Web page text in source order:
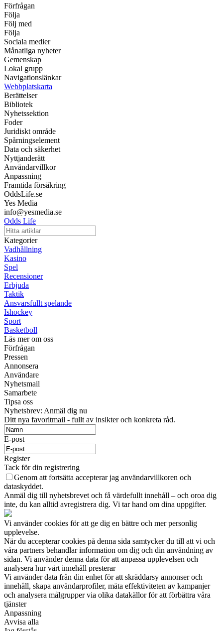
Förfrågan
Följa
Följ med
Följa
Sociala medier
Månatliga nyheter
Gemenskap
Lokal grupp
Navigationslänkar
Webbplatskarta
Berättelser
Bibliotek
Nyhetssektion
Foder
Juridiskt område
Spårningselement
Data och säkerhet
Nyttjanderätt
Användarvillkor
Anpassning
Framtida försäkring
OddsLife.se
Yes Media
info@yesmedia.se
Odds Life
Kategorier
Vadhållning
Kasino
Spel
Recensioner
Erbjuda
Taktik
Ansvarsfullt spelande
Ishockey
Sport
Basketboll
Läs mer om oss
Förfrågan
Pressen
Annonsera
Användare
Nyhetsmail
Samarbete
Tipsa oss
Nyhetsbrev: Anmäl dig nu
Ditt nya favoritmail - fullt av insikter och konkreta råd.
E-post
Register
Tack för din registrering
Genom att fortsätta accepterar jag användarvillkoren och
dataskyddet.
Anmäl dig till nyhetsbrevet och få värdefullt innehåll – och oroa dig
inte, du kan alltid avregistrera dig. Vi tar hand om dina uppgifter.
Vi använder cookies för att ge dig en bättre och mer personlig
upplevelse.
När du accepterar cookies på denna sida samtycker du till att vi och
våra partners behandlar information om dig och din användning av
sidan. Vi använder denna data för att anpassa upplevelsen och
analysera hur vårt innehåll presterar
Vi använder data från din enhet för att skräddarsy annonser och
innehåll, skapa användarprofiler, mäta effektiviteten av kampanjer
och analysera målgrupper via olika datakällor för att förbättra våra
tjänster
Anpassning
Avvisa alla